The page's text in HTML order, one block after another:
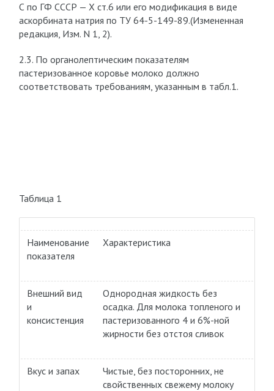
С по ГФ СССР — Х ст.6 или его модификация в виде
аскорбината натрия по ТУ 64-5-149-89.(Измененная
редакция, Изм. N 1, 2).
2.3. По органолептическим показателям
пастеризованное коровье молоко должно
соответствовать требованиям, указанным в табл.1.
Таблица 1
Наименование
показателя
Характеристика
Внешний вид
и
консистенция
Однородная жидкость без
осадка. Для молока топленого и
пастеризованного 4 и 6%-ной
жирности без отстоя сливок
Вкус и запах
Чистые, без посторонних, не
свойственных свежему молоку